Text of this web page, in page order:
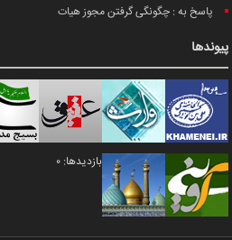
پاسخ به : چگونگی گرفتن مجوز هیات
پیوندها
بازدیدها: 0